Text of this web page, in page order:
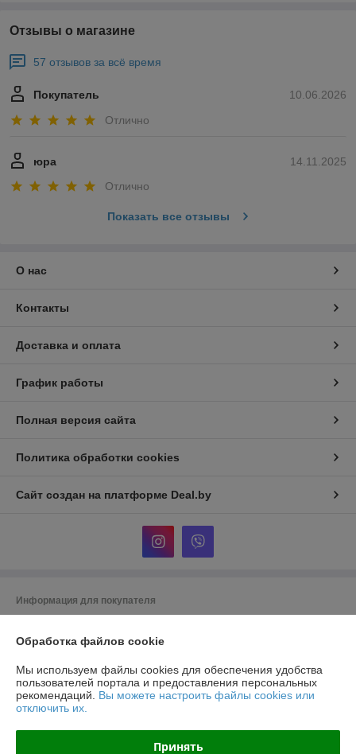
Отзывы о магазине
57 отзывов за всё время
10.06.2026
Покупатель
Отлично
14.11.2025
юра
Отлично
Показать все отзывы
О нас
Контакты
Доставка и оплата
График работы
Полная версия сайта
Политика обработки cookies
Сайт создан на платформе Deal.by
Информация для покупателя
220114, г. Минск, Макаёнка, д. 12Е, пом. 298
УНП: 193723659
Регистрационный орган: Минский горисполком
Обработка файлов cookie
Мы используем файлы cookies для обеспечения удобства
пользователей портала и предоставления персональных
рекомендаций. Вы можете настроить файлы cookies или
отключить их.
Принять